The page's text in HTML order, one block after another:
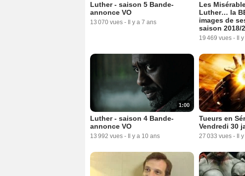
Luther - saison 5 Bande-
annonce VO
13 070 vues - Il y a 7 ans
Les
Luther… la
images de
saison 2018/
19 469 vues - Il
1:00
Luther - saison 4 Bande-
annonce VO
13 992 vues - Il y a 10 ans
Tueurs en
Vendredi 30
27 033 vues - Il